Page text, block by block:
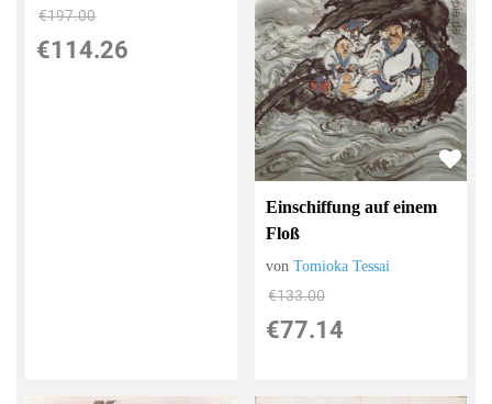
€197.00
€114.26
Einschiffung auf einem
Floß
vonTomioka Tessai
€133.00
€77.14